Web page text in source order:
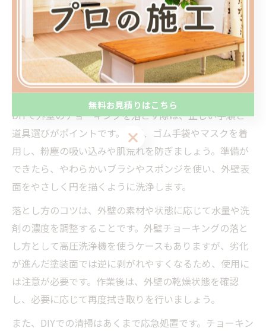
塗装の劣化サインなので、頻繁に発生する場合や大面積
に広がっている場合は、早めのリフォーム検討が重要で
す。
DIYで外壁チョーキングを落とすリフォームの
コツ
DIYで外壁のチョーキングを落とす際は、正しい手順と
道具選びがポイントです。まず、ゴム手袋やマスクを着
用し、粉塵の吸い込みや肌荒れを防ぎましょう。準備が
できたら、やわらかいブラシやスポンジを使い、外壁表
面をやさしく円を描くように洗浄します。
落とし方のコツは、外壁の素材や状態に応じて水量や洗
剤の濃度を調整することです。外壁チョーキングの落と
し方として高圧洗浄機を使うケースもありますが、劣化
が進んだ塗装面では逆に剥がれやすくなるため、使用に
は注意が必要です。作業後は、外壁の乾燥状態を確認
し、必要に応じて再度拭き取りを行いましょう。
また、DIYでの清掃はあくまで応急処置です。チョーキン
無料お見積りはこちら
無料お見積りはこちら